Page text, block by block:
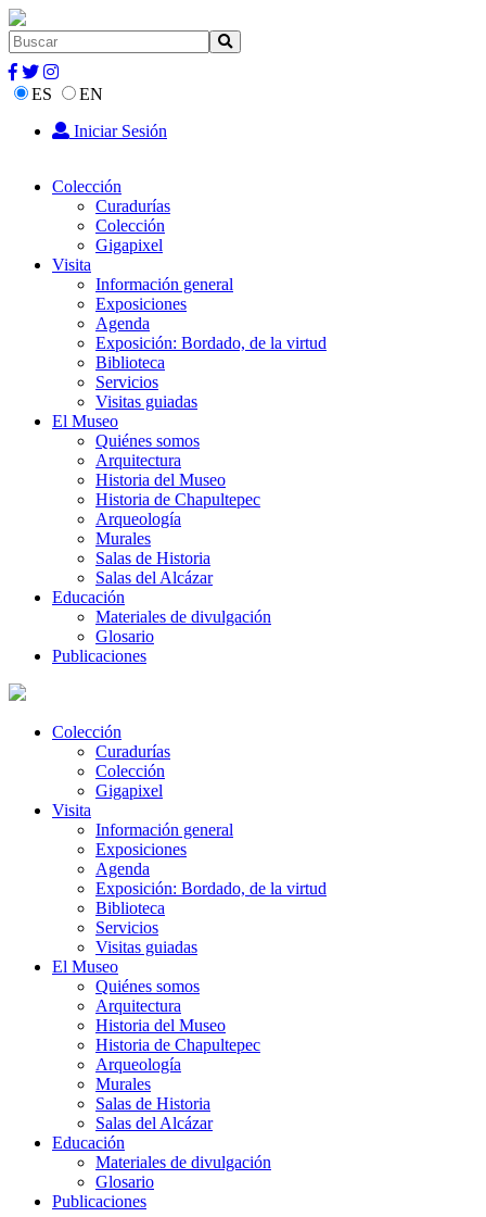
ES
EN
Iniciar Sesión
Colección
Curadurías
Colección
Gigapixel
Visita
Información general
Exposiciones
Agenda
Exposición: Bordado, de la virtud
Biblioteca
Servicios
Visitas guiadas
El Museo
Quiénes somos
Arquitectura
Historia del Museo
Historia de Chapultepec
Arqueología
Murales
Salas de Historia
Salas del Alcázar
Educación
Materiales de divulgación
Glosario
Publicaciones
Colección
Curadurías
Colección
Gigapixel
Visita
Información general
Exposiciones
Agenda
Exposición: Bordado, de la virtud
Biblioteca
Servicios
Visitas guiadas
El Museo
Quiénes somos
Arquitectura
Historia del Museo
Historia de Chapultepec
Arqueología
Murales
Salas de Historia
Salas del Alcázar
Educación
Materiales de divulgación
Glosario
Publicaciones